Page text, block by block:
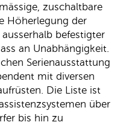
zuschaltbare
Höherlegung der
befestigter
an Unabhängigkeit.
Serienausstattung
mit diversen
Die Liste ist
über
bis hin zu